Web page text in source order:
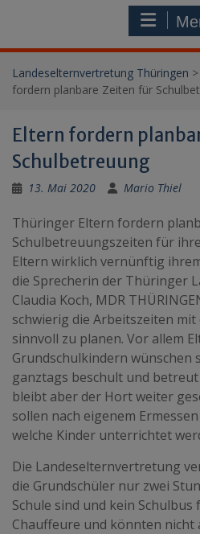
Landeselternvertretung Thüringen >
fordern planbare Zeiten für
Eltern fordern
Schulbetreuung
13. Mai 2020 Mario Thiel
Thüringer Eltern fordern
Schulbetreuungszeiten für
Eltern wirklich vernünftig
die Sprecherin der Thüringer
Claudia Koch, MDR
schwierig die Arbeitszeiten
sinnvoll zu planen. Vor allem
Grundschulkindern wünschen
ganztags beschult und
bleibt aber der Hort weiter
sollen nach eigenem
welche Kinder unterrichtet
Die Landeselternvertretung
die Grundschüler nur zwei
Schule sind und kein
Chauffeure und könnten nicht